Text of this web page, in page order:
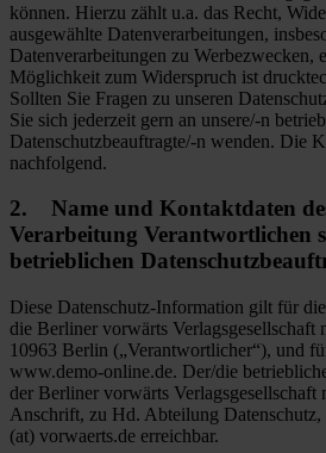
können. Hierzu zählt u.a. das Recht,
ausgewählte Datenverarbeitungen,
Datenverarbeitungen zu Werbezwecken,
Möglichkeit zum Widerspruch ist
Sollten Sie Fragen zu unseren
Sie sich jederzeit gern an unsere/-n
Datenschutzbeauftragte/-n wenden. Die
nachfolgend.
2. Name und Kontaktdaten
Verarbeitung Verantwortlichen
betrieblichen
Diese Datenschutz-Information gilt für
die Berliner vorwärts Verlagsgesellschaft
10963 Berlin („Verantwortlicher“), und
www.demo-online.de. Der/die
der Berliner vorwärts Verlagsgesellschaft
Anschrift, zu Hd. Abteilung Datenschutz,
(at) vorwaerts.de erreichbar.